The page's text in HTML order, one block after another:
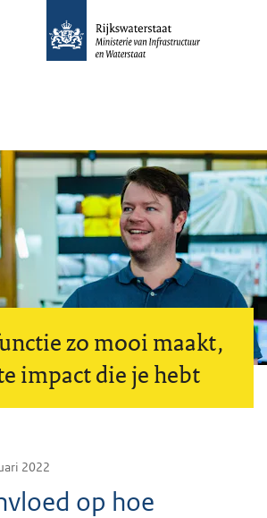
zo mooi maakt,
impact die je hebt
op hoe
2022